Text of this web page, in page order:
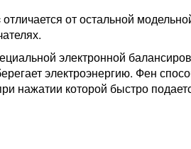
от остальной
электронной
электроэнергию. Фен
нажатии которой быстро